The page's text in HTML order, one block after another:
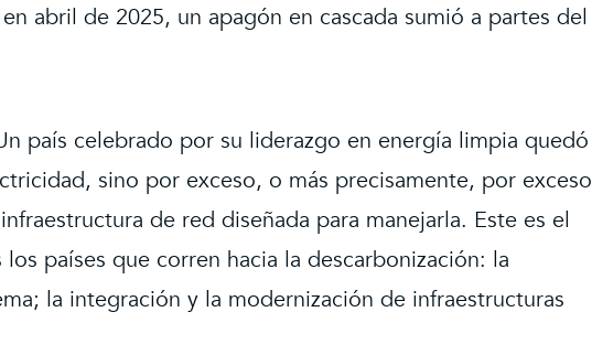
abril de 2025, un apagón en cascada sumió a partes del
país celebrado por su liderazgo en energía limpia quedó
sino por exceso, o más precisamente, por exceso
de red diseñada para manejarla. Este es el
países que corren hacia la descarbonización: la
la integración y la modernización de infraestructuras